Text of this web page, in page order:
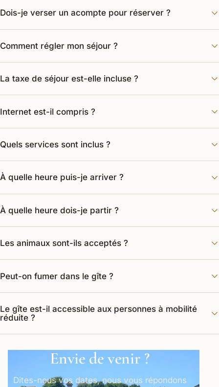
Dois-je verser un acompte pour réserver ?
Comment régler mon séjour ?
La taxe de séjour est-elle incluse ?
Internet est-il compris ?
Quels services sont inclus ?
À quelle heure puis-je arriver ?
À quelle heure dois-je partir ?
Les animaux sont-ils acceptés ?
Peut-on fumer dans le gîte ?
Le gîte est-il accessible aux personnes à mobilité
réduite ?
Envie de venir ?
Dites-nous vos dates, nous vous répondons